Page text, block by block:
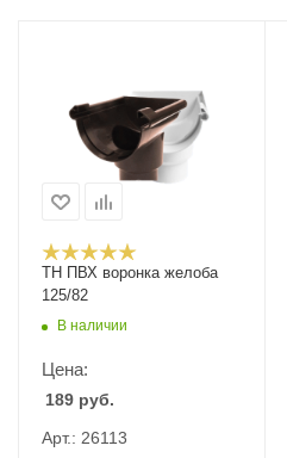
ТН ПВХ воронка желоба
125/82
В наличии
Цена:
189 руб.
Арт.: 26113